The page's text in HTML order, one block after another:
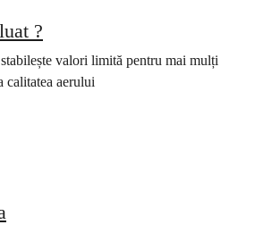
?
valori limită pentru mai mulți
calitatea aerului